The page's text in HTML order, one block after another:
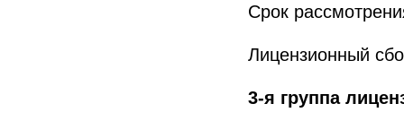
Срок
Лицензионный
3-я группа